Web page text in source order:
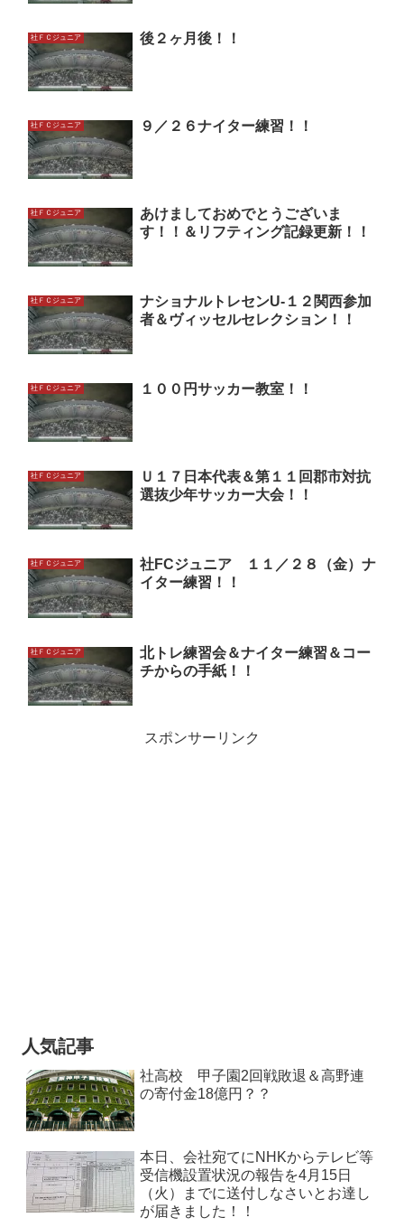
社ＦＣジュニア 後２ヶ月後！！
社ＦＣジュニア ９／２６ナイター練習！！
社ＦＣジュニア
あけましておめでとうございま
す！！＆リフティング記録更新！！
社ＦＣジュニア
ナショナルトレセンU-１２関西参加
者＆ヴィッセルセレクション！！
社ＦＣジュニア １００円サッカー教室！！
社ＦＣジュニア
Ｕ１７日本代表＆第１１回郡市対抗
選抜少年サッカー大会！！
社ＦＣジュニア
社FCジュニア １１／２８（金）ナ
イター練習！！
社ＦＣジュニア
北トレ練習会＆ナイター練習＆コー
チからの手紙！！
スポンサーリンク
人気記事
社高校 甲子園2回戦敗退＆高野連
の寄付金18億円？？
本日、会社宛てにNHKからテレビ等
受信機設置状況の報告を4月15日
（火）までに送付しなさいとお達し
が届きました！！